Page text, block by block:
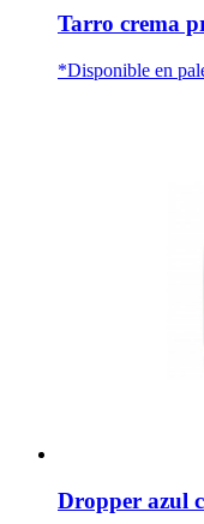
Tarro crema
*Disponible en
Dropper azul